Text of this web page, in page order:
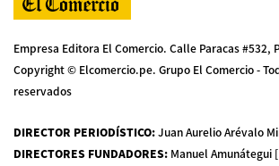
Empresa Editora El Comercio. Calle Paracas #532,
Copyright © Elcomercio.pe. Grupo El Comercio -
reservados
DIRECTOR PERIODÍSTICO:Juan Aurelio Arévalo
DIRECTORES FUNDADORES: Manuel Amunátegui